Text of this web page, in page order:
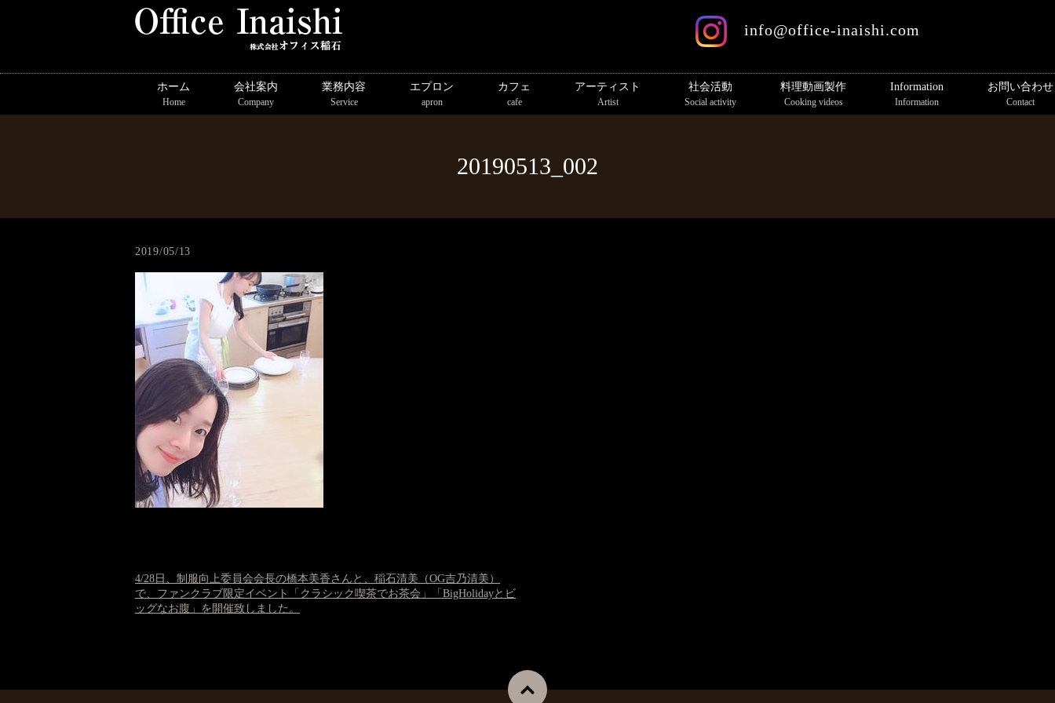
info@office-inaishi.com
ホーム
Home
会社案内
Company
業務内容
Service
エプロン
apron
カフェ
cafe
アーティスト
Artist
社会活動
Social activity
料理動画製作
Cooking videos
Information
Information
お問い合わせ
Contact
20190513_002
2019/05/13
4/28日、制服向上委員会会長の橋本美香さんと、稲石清美（OG吉乃清美）
で、ファンクラブ限定イベント「クラシック喫茶でお茶会」「BigHolidayとビ
ッグなお腹」を開催致しました。